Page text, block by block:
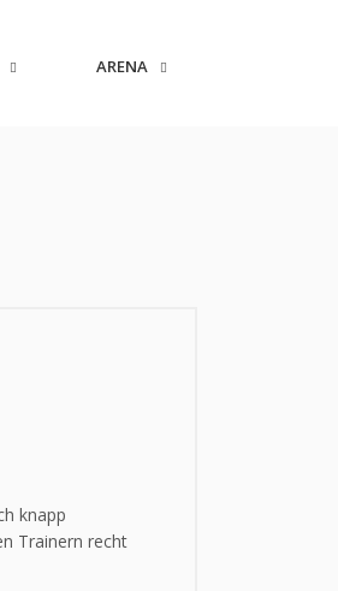
ARENA
knapp
Trainern recht